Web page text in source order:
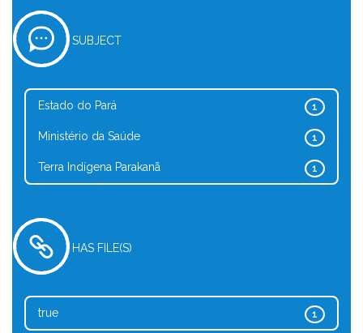
SUBJECT
1
Estado do Pará
1
Ministério da Saúde
1
Terra Indígena Parakanã
HAS FILE(S)
1
true